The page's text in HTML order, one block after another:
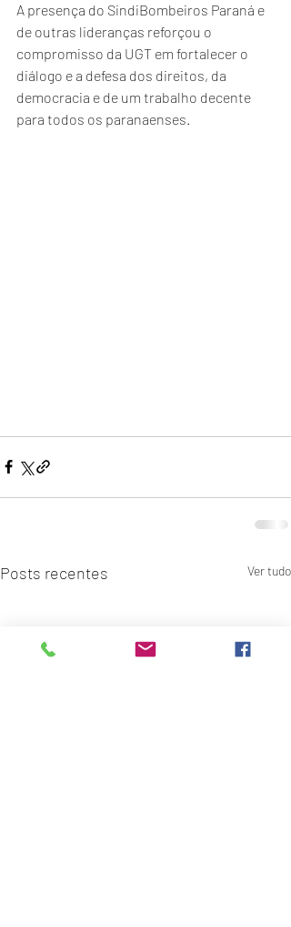
​A presença do SindiBombeiros Paraná e
de outras lideranças reforçou o
compromisso da UGT em fortalecer o
diálogo e a defesa dos direitos, da
democracia e de um trabalho decente
para todos os paranaenses.
Posts recentes Ver tudo